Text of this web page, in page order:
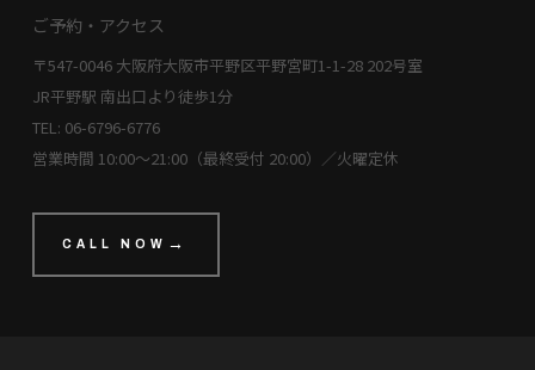
ご予約・アクセス
〒547-0046 大阪府大阪市平野区平野宮町1-1-28 202号室
JR平野駅 南出口より徒歩1分
TEL: 06-6796-6776
営業時間 10:00〜21:00（最終受付 20:00）／火曜定休
CALL NOW